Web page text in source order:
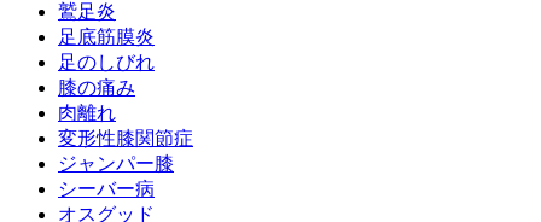
鷲足炎
足底筋膜炎
足のしびれ
膝の痛み
肉離れ
変形性膝関節症
ジャンパー膝
シーバー病
オスグッド